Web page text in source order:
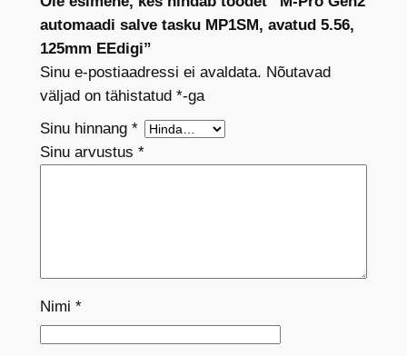
automaadi salve tasku MP1SM, avatud 5.56,
125mm EEdigi”
Sinu e-postiaadressi ei avaldata. Nõutavad
väljad on tähistatud *-ga
Sinu hinnang *
Sinu arvustus *
Nimi *